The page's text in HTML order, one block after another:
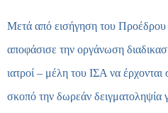
Μετά από εισήγηση του
αποφάσισε την οργάνωση
ιατροί – μέλη του ΙΣΑ να
σκοπό την δωρεάν δειγματοληψία